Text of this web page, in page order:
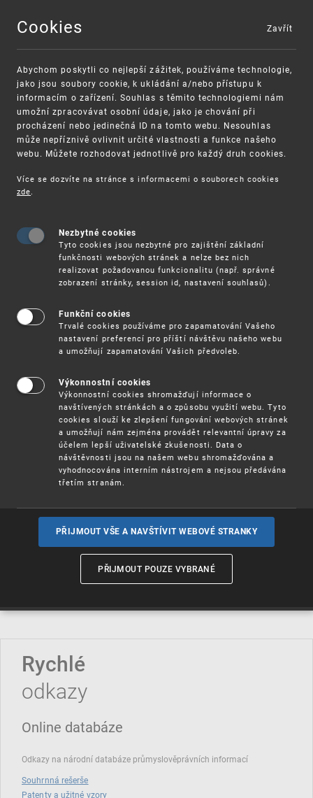
MENU
VAROVÁNÍ
Finanční podpora
Vynálezy / Patenty
Užitnévzory
Ochrannéznámky
Označení původua zeměpisná
Rychlé
odkazy
Online databáze
Odkazy na národní databáze průmyslověprávních informací
Souhrnná rešerše
Patenty a užitné vzory
Cookies
Abychom poskytli co nejlepší zážitek, používáme technologie,
jako jsou soubory cookie, k ukládání a/nebo přístupu k
informacím o zařízení. Souhlas s těmito technologiemi nám
umožní zpracovávat osobní údaje, jako je chování při
procházení nebo jedinečná ID na tomto webu. Nesouhlas
může nepříznivě ovlivnit určité vlastnosti a funkce našeho
webu. Můžete rozhodovat jednotlivě pro každý druh cookies.
Více se dozvíte na stránce s informacemi o souborech cookies
zde.
Nezbytné cookies
Tyto cookies jsou nezbytné pro zajištění základní
funkčnosti webových stránek a nelze bez nich
realizovat požadovanou funkcionalitu (např. správné
zobrazení stránky, session id, nastavení souhlasů).
Funkční cookies
Trvalé cookies používáme pro zapamatování Vašeho
nastavení preferencí pro příští návštěvu našeho webu
a umožňují zapamatování Vašich předvoleb.
Výkonnostní cookies
Výkonnostní cookies shromažďují informace o
navštívených stránkách a o způsobu využití webu. Tyto
cookies slouží ke zlepšení fungování webových stránek
a umožňují nám zejména provádět relevantní úpravy za
účelem lepší uživatelské zkušenosti. Data o
návštěvnosti jsou na našem webu shromažďována a
vyhodnocována interním nástrojem a nejsou předávána
třetím stranám.
PŘIJMOUT VŠE A NAVŠTÍVIT WEBOVÉ STRANKY
PŘIJMOUT POUZE VYBRANÉ
Zavřít